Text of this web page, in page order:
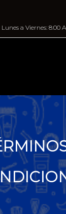
Lunes a Viernes: 8:00